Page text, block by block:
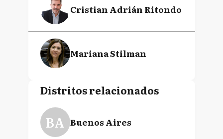
Cristian Adrián Ritondo
Mariana Stilman
Distritos relacionados
BA Buenos Aires